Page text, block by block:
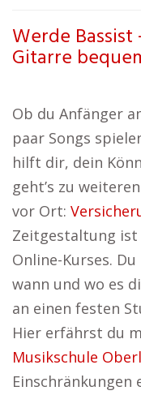
Werde Bassist
Gitarre
Ob du Anfänger
paar Songs
hilft dir, dein
geht’s zu
vor Ort:
Zeitgestaltung ist
Online-Kurses.
wann und wo es
an einen festen
Hier erfährst du
Musikschule
Einschränkungen